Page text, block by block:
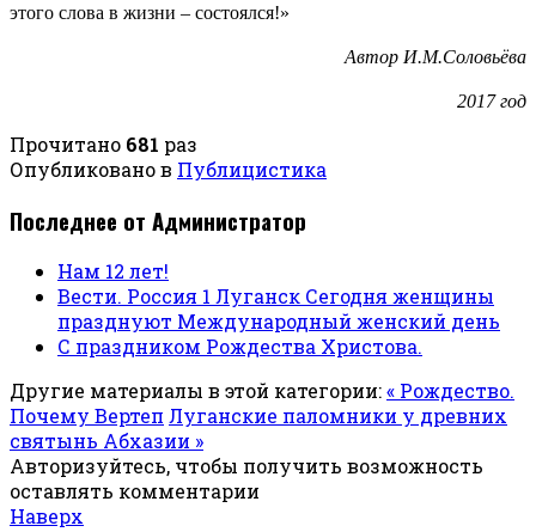
этого слова в жизни – состоялся!»
Автор И.М.Соловьёва
2017 год
Прочитано 681 раз
Опубликовано в Публицистика
Последнее от Администратор
Нам 12 лет!
Вести. Россия 1 Луганск Сегодня женщины
празднуют Международный женский день
С праздником Рождества Христова.
Другие материалы в этой категории:« Рождество.
Почему Вертеп Луганские паломники у древних
святынь Абхазии »
Авторизуйтесь, чтобы получить возможность
оставлять комментарии
Наверх